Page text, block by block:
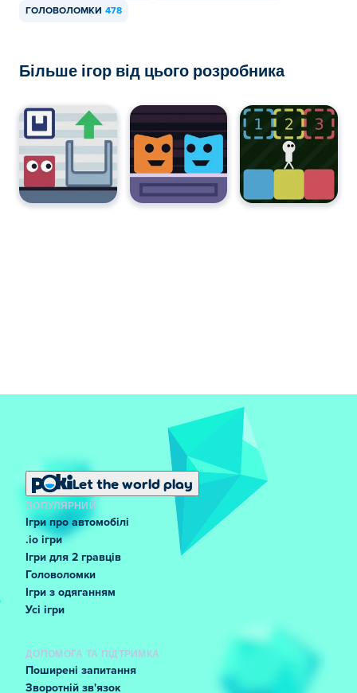
ГОЛОВОЛОМКИ 478
Більше ігор від цього розробника
Let the world play
ПОПУЛЯРНИЙ
Ігри про автомобілі
.io ігри
Ігри для 2 гравців
Головоломки
Ігри з одяганням
Усі ігри
ДОПОМОГА ТА ПІДТРИМКА
Поширені запитання
Зворотній зв'язок